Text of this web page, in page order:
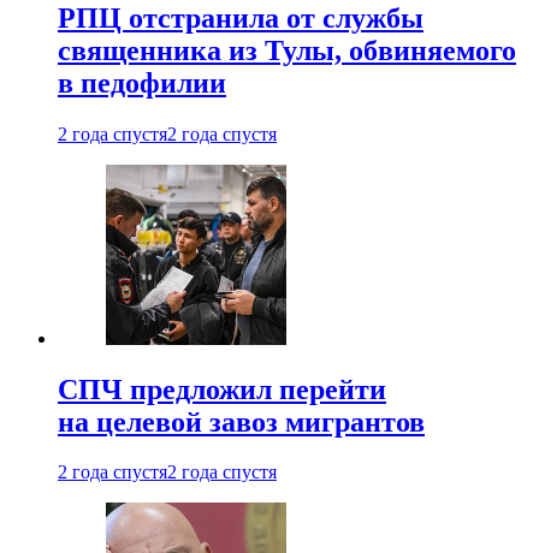
РПЦ отстранила от службы
священника из Тулы, обвиняемого
в педофилии
2 года спустя2 года спустя
СПЧ предложил перейти
на целевой завоз мигрантов
2 года спустя2 года спустя